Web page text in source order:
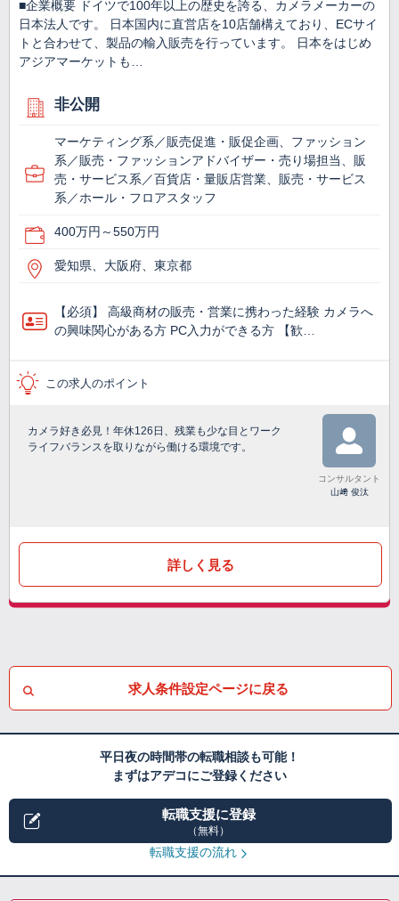
■企業概要 ドイツで100年以上の歴史を誇る、カメラメーカーの
日本法人です。 日本国内に直営店を10店舗構えており、ECサイ
トと合わせて、製品の輸入販売を行っています。 日本をはじめ
アジアマーケットも…
非公開
マーケティング系／販売促進・販促企画、ファッション
系／販売・ファッションアドバイザー・売り場担当、販
売・サービス系／百貨店・量販店営業、販売・サービス
系／ホール・フロアスタッフ
400万円～550万円
愛知県、大阪府、東京都
【必須】 高級商材の販売・営業に携わった経験 カメラへ
の興味関心がある方 PC入力ができる方 【歓…
この求人のポイント
カメラ好き必見！年休126日、残業も少な目とワーク
ライフバランスを取りながら働ける環境です。
コンサルタント
山﨑 俊汰
詳しく見る
求人条件設定ページに戻る
平日夜の時間帯の転職相談も可能！
まずはアデコにご登録ください
転職支援に登録
（無料）
転職支援の流れ